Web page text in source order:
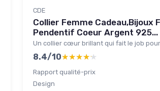
CDE
Collier Femme Cadeau,Bijoux
Pendentif Coeur Argent 925...
Un collier cœur brillant qui fait le job
8.4/10★★★★★
★★★★★
Rapport qualité-prix
Design